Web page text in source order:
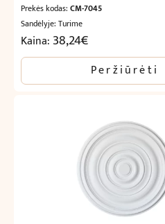
Prekės kodas: CM-7045
Sandėlyje: Turime
Kaina: 38,24€
Peržiūrėti